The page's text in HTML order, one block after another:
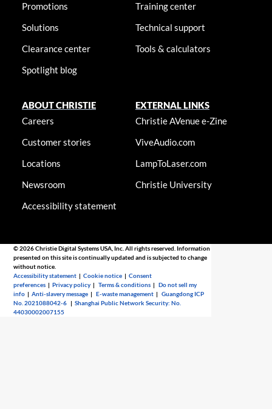
Promotions
Solutions
Clearance center
Spotlight blog
Training center
Technical support
Tools & calculators
ABOUT CHRISTIE
Careers
Customer stories
Locations
Newsroom
Accessibility statement
EXTERNAL LINKS
Christie AVenue e-Zine
ViveAudio.com
LampToLaser.com
Christie University
© 2026 Christie Digital Systems USA, Inc. All rights reserved. Information
presented on this site is continually updated and is subjected to change
without notice.
Accessibility statement |Cookie notice |Consent
preferences |Privacy policy |Terms & conditions |Do not sell my
info |Anti-slavery message |E-waste management |Guangdong ICP
No. 2021088042-6 |Shanghai Public Network Security: No.
44030002007155